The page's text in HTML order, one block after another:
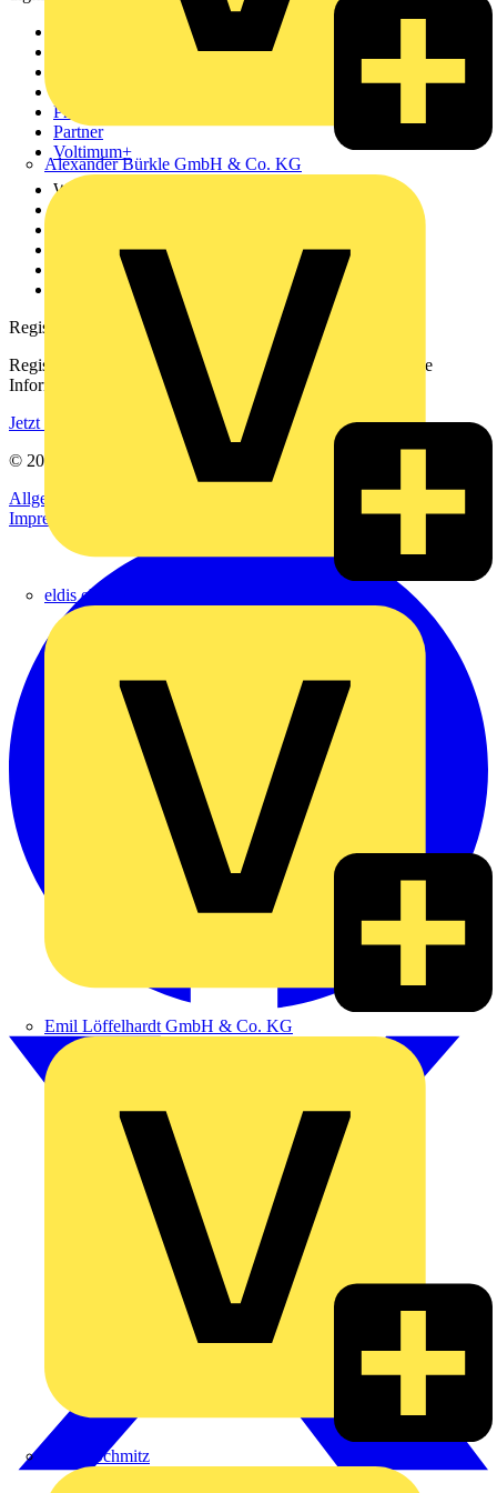
Alexander Bürkle GmbH & Co. KG
eldis electro distributor GmbH
Emil Löffelhardt GmbH & Co. KG
Hardy Schmitz
Produktsuche
Partner
Voltimum+
Weitere Links
Downloadbereich (PDFs)
Häufig gestellte Fragen
voltimum.com
Registrierung
Registrieren Sie sich kostenlos und erhalten Sie stets aktuelle
Informationen aus der Elektroindustrie.
Jetzt registrieren
© 2002-
Allgemeine Geschäftsbedingungen
Impressum